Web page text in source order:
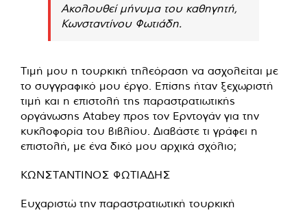
Ακολουθεί μήνυμα του καθηγητή,
Κωνσταντίνου Φωτιάδη.
Τιμή μου η τουρκική τηλεόραση να ασχολείται με
το συγγραφικό μου έργο. Επίσης ήταν ξεχωριστή
τιμή και η επιστολή της παραστρατιωτικής
οργάνωσης Atabey προς τον Ερντογάν για την
κυκλοφορία του βιβλίου. Διαβάστε τι γράφει η
επιστολή, με ένα δικό μου αρχικά σχόλιο;
ΚΩΝΣΤΑΝΤΙΝΟΣ ΦΩΤΙΑΔΗΣ
Ευχαριστώ την παραστρατιωτική τουρκική